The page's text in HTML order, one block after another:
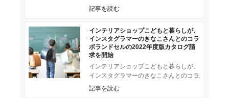
イベントが全国で開催され、年々盛り上
がりをみせるハンドメイド市場。そ
記事を読む
インテリアショップこどもと暮らしが、
インスタグラマーのきなこさんとのコラ
ボランドセルの2022年度版カタログ請
求を開始
インテリアショップこどもと暮らしが、
インスタグラマーのきなこさんとのコラ
ボランドセル「ずっとランドセル」の
2022年度版カタログ請求を開始し
記事を読む